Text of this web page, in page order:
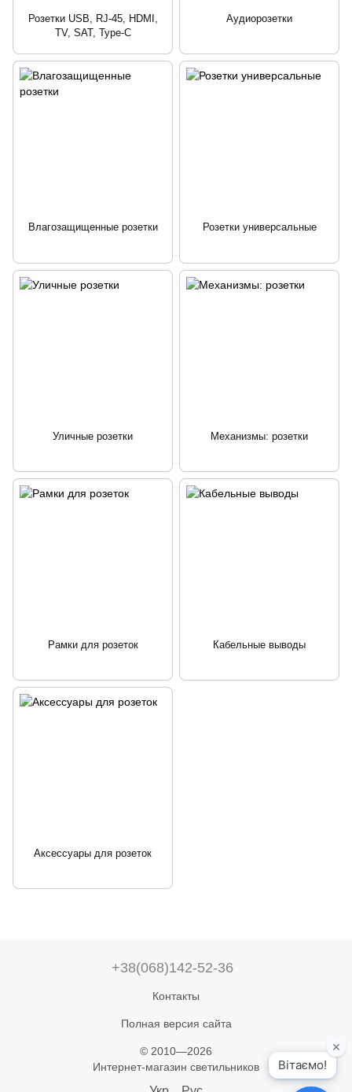
Розетки USB, RJ-45, HDMI,
TV, SAT, Type-C
Аудиорозетки
Влагозащищенные розетки Розетки универсальные
Уличные розетки Механизмы: розетки
Рамки для розеток Кабельные выводы
Аксессуары для розеток
+38(068)142-52-36
Контакты
Полная версия сайта
© 2010—2026
Интернет-магазин светильников